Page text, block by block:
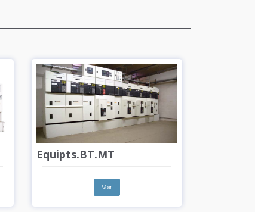
Equipts.BT.MT
Voir